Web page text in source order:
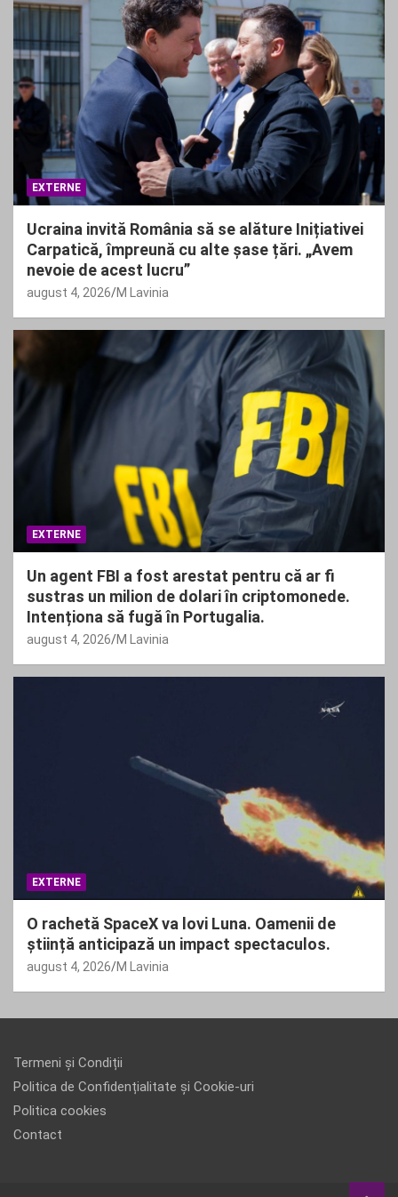
EXTERNE
Ucraina invită România să se alăture Inițiativei
Carpatică, împreună cu alte șase țări. „Avem
nevoie de acest lucru”
august 4, 2026 M Lavinia
EXTERNE
Un agent FBI a fost arestat pentru că ar fi
sustras un milion de dolari în criptomonede.
Intenționa să fugă în Portugalia.
august 4, 2026 M Lavinia
EXTERNE
O rachetă SpaceX va lovi Luna. Oamenii de
știință anticipază un impact spectaculos.
august 4, 2026 M Lavinia
Termeni și Condiții
Politica de Confidențialitate și Cookie-uri
Politica cookies
Contact